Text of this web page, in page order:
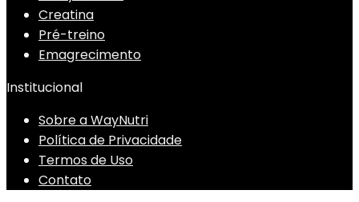
Creatina
Pré-treino
Emagrecimento
Institucional
Sobre a WayNutri
Política de Privacidade
Termos de Uso
Contato